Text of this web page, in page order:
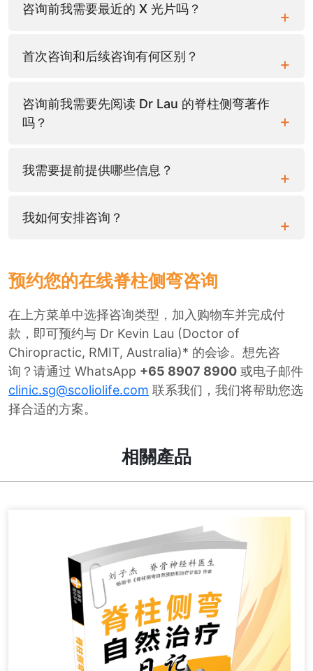
咨询前我需要最近的 X 光片吗？
首次咨询和后续咨询有何区别？
咨询前我需要先阅读 Dr Lau 的脊柱侧弯著作
吗？
我需要提前提供哪些信息？
我如何安排咨询？
预约您的在线脊柱侧弯咨询
在上方菜单中选择咨询类型，加入购物车并完成付
款，即可预约与 Dr Kevin Lau (Doctor of
Chiropractic, RMIT, Australia)* 的会诊。想先咨
询？请通过 WhatsApp +65 8907 8900 或电子邮件
clinic.sg@scoliolife.com 联系我们，我们将帮助您选
择合适的方案。
相關產品